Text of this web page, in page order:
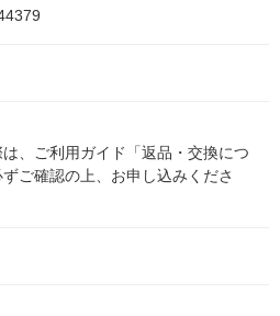
、ご利用ガイド「返品・交換につ
ご確認の上、お申し込みくださ